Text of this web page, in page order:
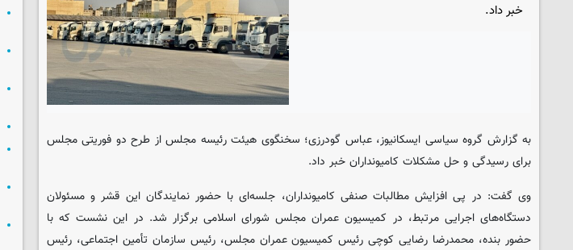
خبر داد.
به گزارش گروه سیاسی ایسکانیوز، عباس گودرزی؛ سخنگوی هیئت رئیسه مجلس از طرح دو فوریتی مجلس
برای رسیدگی و حل مشکلات کامیونداران خبر داد.
وی گفت: در پی افزایش مطالبات صنفی کامیونداران، جلسه‌ای با حضور نمایندگان این قشر و مسئولان
دستگاه‌های اجرایی مرتبط، در کمیسیون عمران مجلس شورای اسلامی برگزار شد. در این نشست که با
حضور بنده، محمدرضا رضایی کوچی رئیس کمیسیون عمران مجلس، رئیس سازمان تأمین اجتماعی، رئیس